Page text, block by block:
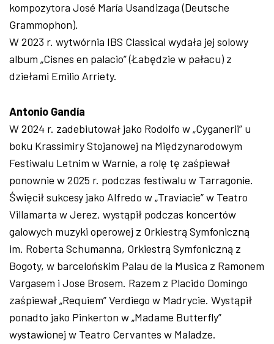
kompozytora José María Usandizaga (Deutsche
Grammophon).
W 2023 r. wytwórnia IBS Classical wydała jej solowy
album „Cisnes en palacio” (Łabędzie w pałacu) z
dziełami Emilio Arriety.
Antonio Gandía
W 2024 r. zadebiutował jako Rodolfo w „Cyganerii” u
boku Krassimiry Stojanowej na Międzynarodowym
Festiwalu Letnim w Warnie, a rolę tę zaśpiewał
ponownie w 2025 r. podczas festiwalu w Tarragonie.
Święcił sukcesy jako Alfredo w „Traviacie” w Teatro
Villamarta w Jerez, wystąpił podczas koncertów
galowych muzyki operowej z Orkiestrą Symfoniczną
im. Roberta Schumanna, Orkiestrą Symfoniczną z
Bogoty, w barcelońskim Palau de la Musica z Ramonem
Vargasem i Jose Brosem. Razem z Placido Domingo
zaśpiewał „Requiem” Verdiego w Madrycie. Wystąpił
ponadto jako Pinkerton w „Madame Butterfly”
wystawionej w Teatro Cervantes w Maladze.